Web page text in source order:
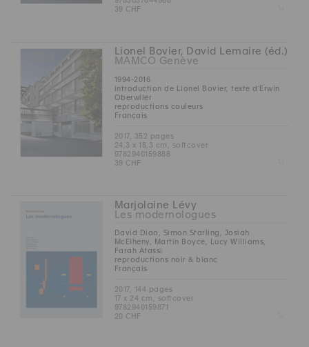
39 CHF
Lionel Bovier, David Lemaire (éd.)
MAMCO Genève
1994-2016
introduction de Lionel Bovier, texte d’Erwin
Oberwiler
reproductions couleurs
Français
2017, 352 pages
24,3 x 18,3 cm, softcover
9782940159888
39 CHF
Marjolaine Lévy
Les modernologues
David Diao, Simon Starling, Josiah
McElheny, Martin Boyce, Lucy Williams,
Farah Atassi
reproductions noir & blanc
Français
2017, 144 pages
17 x 24 cm, softcover
9782940159871
20 CHF